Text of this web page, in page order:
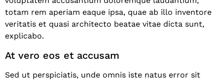
totam rem aperiam eaque ipsa, quae ab illo inventore
veritatis et quasi architecto beatae vitae dicta sunt,
explicabo.
At vero eos et accusam
Sed ut perspiciatis, unde omnis iste natus error sit